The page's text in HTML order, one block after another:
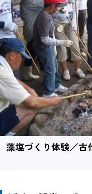
藻塩づくり体験／古